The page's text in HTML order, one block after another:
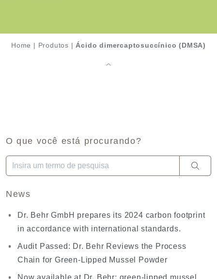
Home | Produtos |Ácido dimercaptosuccínico (DMSA)
O que você está procurando?
Quando estiverem disponíveis resultados de
News
Dr. Behr GmbH prepares its 2024 carbon footprint
in accordance with international standards.
Audit Passed: Dr. Behr Reviews the Process
Chain for Green-Lipped Mussel Powder